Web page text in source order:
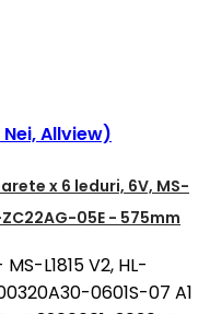
Allview)
x 6 leduri, 6V, MS-
05E - 575mm
L1815 V2, HL-
0601S-07 A1